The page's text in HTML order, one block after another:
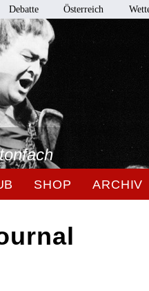
Debatte Österreich
SHOP ARCHIV